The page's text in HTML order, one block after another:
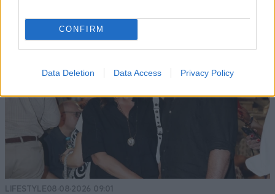
CONFIRM
Data Deletion Data Access Privacy Policy
LIFESTYLE08·08·2026 09:01